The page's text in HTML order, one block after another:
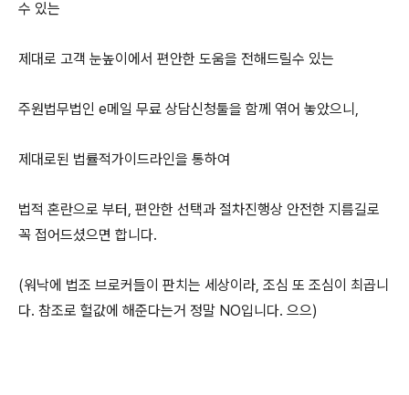
수 있는
제대로 고객 눈높이에서 편안한 도움을 전해드릴수 있는
주원법무법인 e메일 무료 상담신청툴을 함께 엮어 놓았으니,
제대로된 법률적가이드라인을 통하여
법적 혼란으로 부터, 편안한 선택과 절차진행상 안전한 지름길로
꼭 접어드셨으면 합니다.
(워낙에 법조 브로커들이 판치는 세상이라, 조심 또 조심이 최곱니
다. 참조로 헐값에 해준다는거 정말 NO입니다. 으으)